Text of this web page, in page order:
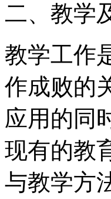
二、教学
教学工作
作成败的
应用的同
现有的教
与教学方